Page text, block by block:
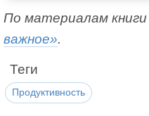
По материалам книги
важное».
Теги
Продуктивность